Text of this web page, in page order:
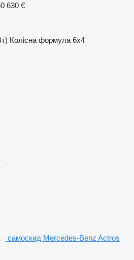
630 €
Колісна формула 6x4
самоскид Mercedes-Benz Actros